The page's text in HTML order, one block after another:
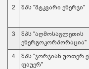
2 შპს "მტკვარი ენერჯი"
3
შპს "აღმოსავლეთის
ენერგოკორპორაცია"
4
შპს "ჯორჯიან უოთერ
ფაუერ"